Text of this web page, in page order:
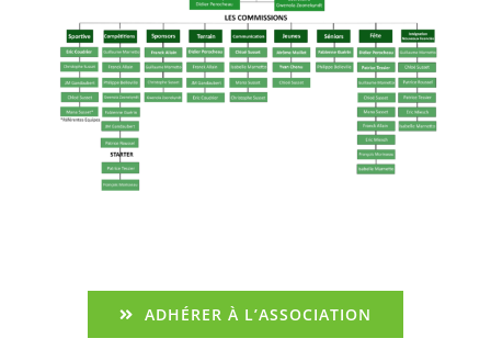
ADHÉRER À L’ASSOCIATION